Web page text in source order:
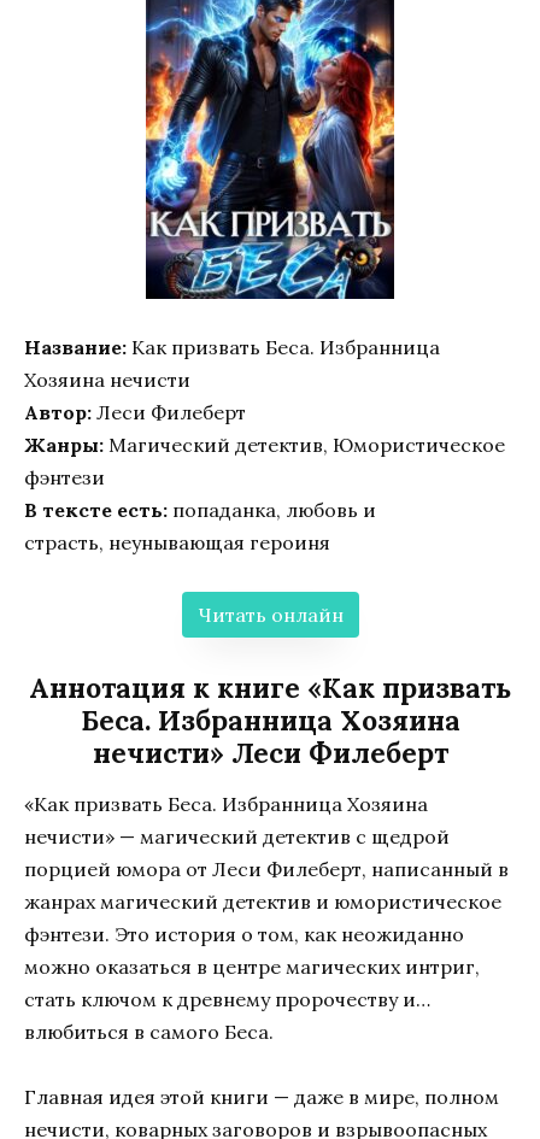
Название: Как призвать Беса. Избранница
Хозяина нечисти
Автор: Леси Филеберт
Жанры: Магический детектив, Юмористическое
фэнтези
В тексте есть: попаданка, любовь и
страсть, неунывающая героиня
Читать онлайн
Аннотация к книге «Как призвать
Беса. Избранница Хозяина
нечисти» Леси Филеберт
«Как призвать Беса. Избранница Хозяина
нечисти» — магический детектив с щедрой
порцией юмора от Леси Филеберт, написанный в
жанрах магический детектив и юмористическое
фэнтези. Это история о том, как неожиданно
можно оказаться в центре магических интриг,
стать ключом к древнему пророчеству и…
влюбиться в самого Беса.
Главная идея этой книги — даже в мире, полном
нечисти, коварных заговоров и взрывоопасных